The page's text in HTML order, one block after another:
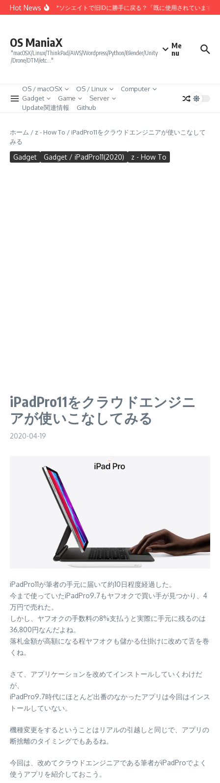
コンテンツへスキップ
Hot News
Amazonアソシエイトで旧IDに勝手に戻る？「既に使用されています」エ
OS ManiaX
"macOSX/Linux/ThinkPad/AWS/Wordpress/Python/Blender/Unity
/Drone/DTM/etc…"
Me
nu
OS / macOSX OS / Linux
Computer
Gadget
Game
Server
Update関連情報
Github
ホーム / z - How To / iPadPro11をクラウドエンジニアが使いこなして
みる
Gadget Gadget / iPadPro11(2020) z - How To
iPadPro11をクラウドエンジニ
アが使いこなしてみる
2020-04-19
iPadPro11が筆者の手元に届いて約10日程度経過した。
今まで使っていたiPadPro9.7もヤフオクで買い手が見つかり、4
万円で売れた。
しかし、ヤフオクの手数料の8%支払うと実際に手元に残るのは
36,800円なんだよね。
落札金額が高額になる程ヤフオクも儲かる仕掛けに改めて舌を巻
くね。
さて、アプリケーションを改めてインストールしていくわけだ
が、
iPadPro9.7時代にほとんど出番のなかったアプリは今回はインス
トールしていない。
機種変更をするということはリアルの引越しと同じで、アプリの
断捨離のタイミングでもあるね。
今回は、改めてクラウドエンジニアである筆者がiPadProでよく
使うアプリを紹介しておこう。